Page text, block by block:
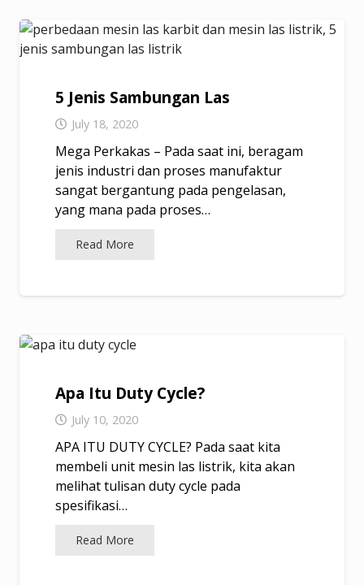
5 Jenis Sambungan Las
July 18, 2020
Mega Perkakas – Pada saat ini, beragam
jenis industri dan proses manufaktur
sangat bergantung pada pengelasan,
yang mana pada proses…
Read More
Apa Itu Duty Cycle?
July 10, 2020
APA ITU DUTY CYCLE? Pada saat kita
membeli unit mesin las listrik, kita akan
melihat tulisan duty cycle pada
spesifikasi…
Read More